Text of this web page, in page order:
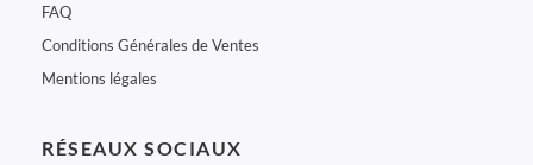
FAQ
Conditions Générales de Ventes
Mentions légales
RÉSEAUX SOCIAUX